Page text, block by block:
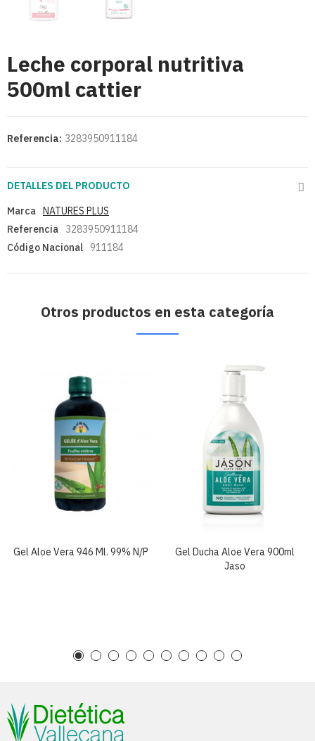
Leche corporal nutritiva
500ml cattier
Referencia: 3283950911184
DETALLES DEL PRODUCTO
Marca NATURES PLUS
Referencia
3283950911184
Código Nacional
911184
Otros productos en esta categoría
Gel Aloe Vera 946 Ml. 99% N/p
Gel Ducha Aloe Vera 900ml
Jaso